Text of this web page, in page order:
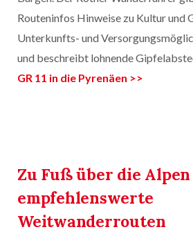
Routeninfos Hinweise zu Kultur und
Unterkunfts- und
und beschreibt lohnende
GR 11 in die Pyrenäen >>
Zu Fuß über die Alpen
empfehlenswerte
Weitwanderrouten